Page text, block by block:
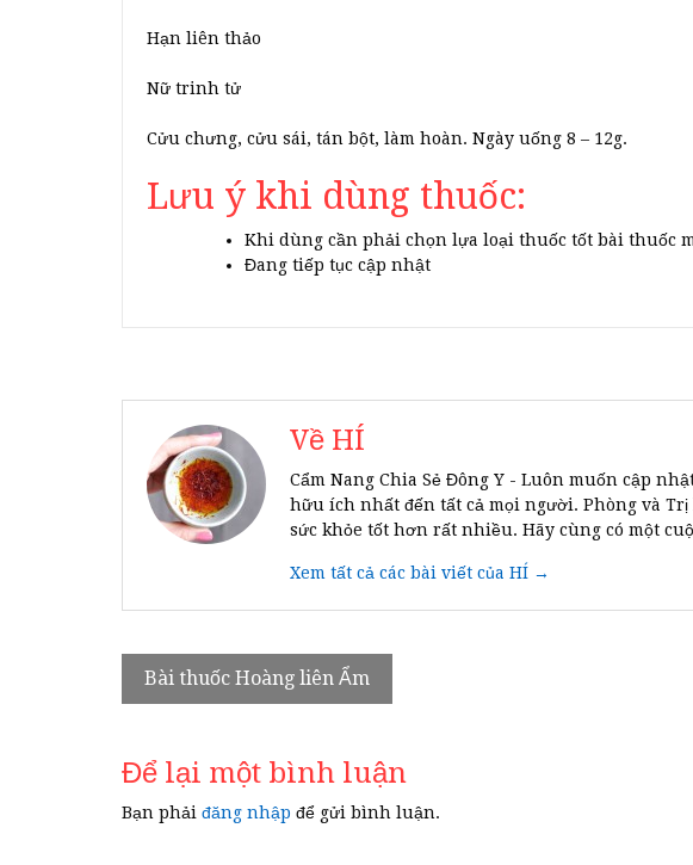
Hạn liên thảo
Nữ trinh tử
Cửu chưng, cửu sái, tán bột, làm hoàn. Ngày uống 8 – 12g.
Lưu ý khi dùng thuốc:
Khi dùng cần phải chọn lựa loại thuốc tốt bài thuốc
Đang tiếp tục cập nhật
Về HÍ
Cẩm Nang Chia Sẻ Đông Y - Luôn muốn cập
hữu ích nhất đến tất cả mọi người. Phòng và
sức khỏe tốt hơn rất nhiều. Hãy cùng có một
Xem tất cả các bài viết của HÍ →
Điều
hướng
bài
viết
Bài thuốc Hoàng liên Ẩm
Để lại một bình luận
Bạn phải đăng nhập để gửi bình luận.